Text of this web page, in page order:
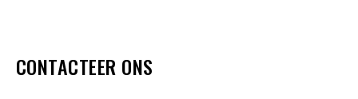
CONTACTEER ONS